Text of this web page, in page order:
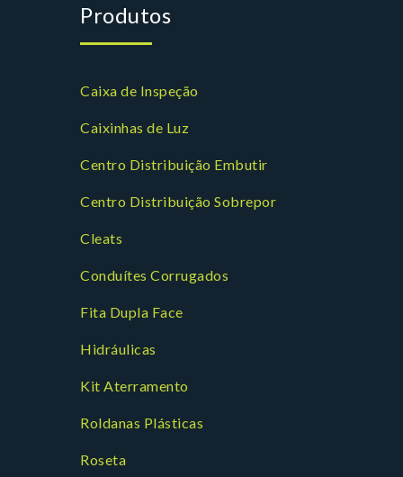
Produtos
Caixa de Inspeção
Caixinhas de Luz
Centro Distribuição Embutir
Centro Distribuição Sobrepor
Cleats
Conduítes Corrugados
Fita Dupla Face
Hidráulicas
Kit Aterramento
Roldanas Plásticas
Roseta